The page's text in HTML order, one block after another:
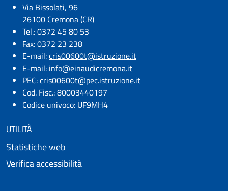
Via Bissolati, 96
26100 Cremona (CR)
Tel.: 0372 45 80 53
Fax: 0372 23 238
E-mail:cris00600t@istruzione.it
E-mail:​ info@einaudicremona.it
PEC:cris00600t@pec.istruzione.it
Cod. Fisc.: 80003440197
Codice univoco: UF9MH4
UTILITÀ
Statistiche web
Verifica accessibilità